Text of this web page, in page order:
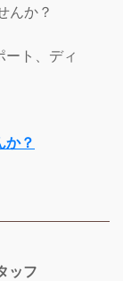
んか？
ート、ディ
か？
ッフ